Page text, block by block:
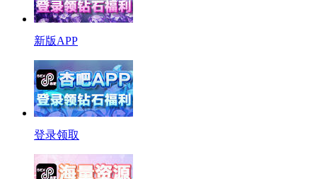
新版APP
登录领取